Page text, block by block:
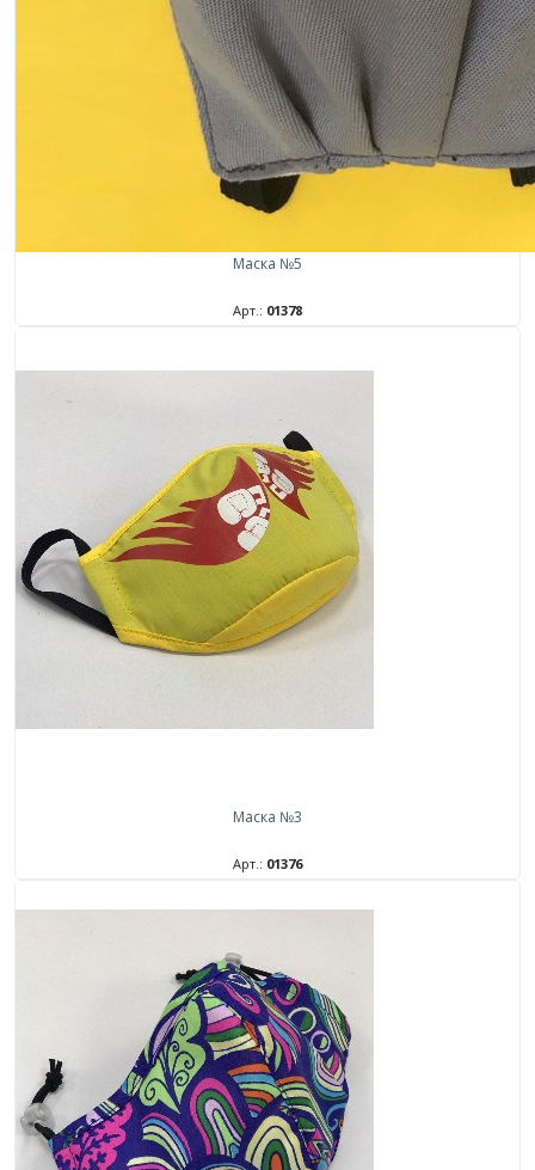
Маска №5
Арт.: 01378
Маска №3
Арт.: 01376